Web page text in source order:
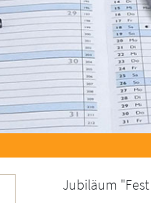
Jubiläum